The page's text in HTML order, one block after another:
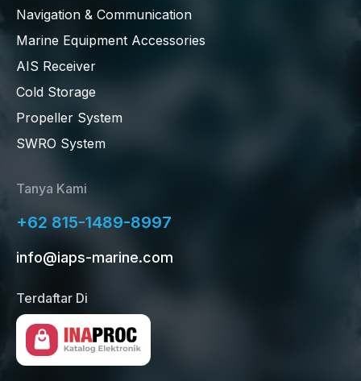
Navigation & Communication
Marine Equipment Accessories
AIS Receiver
Cold Storage
Propeller System
SWRO System
Tanya Kami
+62 815-1489-8997
info@iaps-marine.com
Terdaftar Di